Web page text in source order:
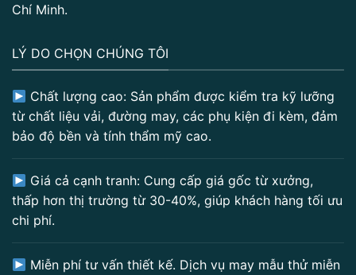
Chí Minh.
LÝ DO CHỌN CHÚNG TÔI
Chất lượng cao: Sản phẩm được kiểm tra kỹ lưỡng
từ chất liệu vải, đường may, các phụ kiện đi kèm, đảm
bảo độ bền và tính thẩm mỹ cao.
Giá cả cạnh tranh: Cung cấp giá gốc từ xưởng,
thấp hơn thị trường từ 30-40%, giúp khách hàng tối ưu
chi phí.
Miễn phí tư vấn thiết kế. Dịch vụ may mẫu thử miễn